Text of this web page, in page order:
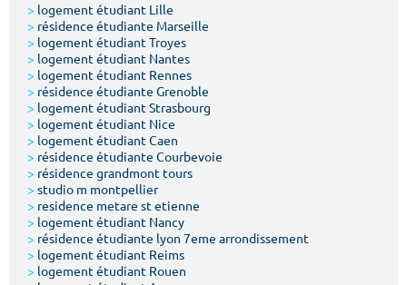
Votre date d'entrée
Chercher
> logement étudiant Lille
> résidence étudiante Marseille
> logement étudiant Troyes
> logement étudiant Nantes
> logement étudiant Rennes
> résidence étudiante Grenoble
> logement étudiant Strasbourg
> logement étudiant Nice
> logement étudiant Caen
> résidence étudiante Courbevoie
> résidence grandmont tours
> studio m montpellier
> residence metare st etienne
> logement étudiant Nancy
> résidence étudiante lyon 7eme arrondissement
> logement étudiant Reims
> logement étudiant Rouen